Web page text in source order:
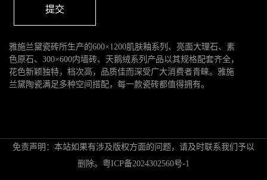
提交
雅施兰黛瓷砖所生产的600×1200肌肤釉系列、亮面大理石、素
色原石、300×600内墙砖、天鹅绒系列产品以其规格配套齐全，
花色新颖独特，档次高，品质佳而深受广大消费者青睐。雅施
兰黛陶瓷满足多种空间搭配，每一款瓷砖都值得拥有。
免责声明：本站如果有涉及版权方面的问题，请及时联系我们予以
删除。 粤ICP备2024302560号-1